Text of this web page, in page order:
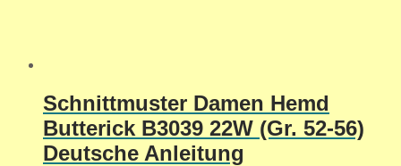
Schnittmuster Damen Hemd
Butterick B3039 22W (Gr. 52-56)
Deutsche Anleitung